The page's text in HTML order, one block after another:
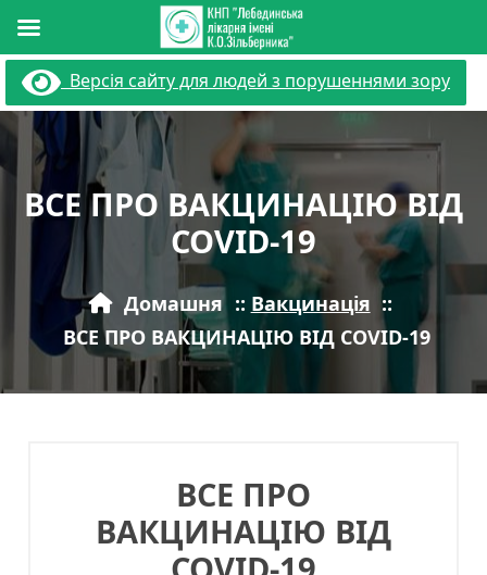
Перейти
вмісту
Версія сайту для людей з порушеннями зору
ВСЕ ПРО ВАКЦИНАЦІЮ ВІД
COVID-19
Домашня :: Вакцинація ::
ВСЕ ПРО ВАКЦИНАЦІЮ ВІД COVID-19
ВСЕ ПРО
ВАКЦИНАЦІЮ ВІД